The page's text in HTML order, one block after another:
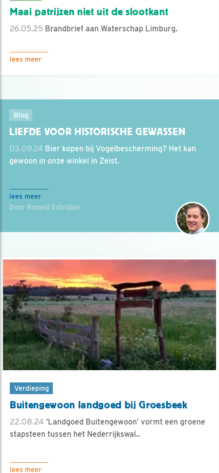
Maai patrijzen niet uit de slootkant
26.05.25 Brandbrief aan Waterschap Limburg.
lees meer
Blog
LIEFDE VOOR HISTORISCHE GEWASSEN
03.09.24 Bier kopen bij Vogelbescherming? Het kan
gewoon in onze winkel in Zeist.
lees meer
Door Ronald Schrijber
Verdieping
Buitengewoon landgoed bij Groesbeek
22.08.24 ‘Landgoed Buitengewoon’ vormt een groene
stapsteen tussen het Nederrijkswal..
lees meer